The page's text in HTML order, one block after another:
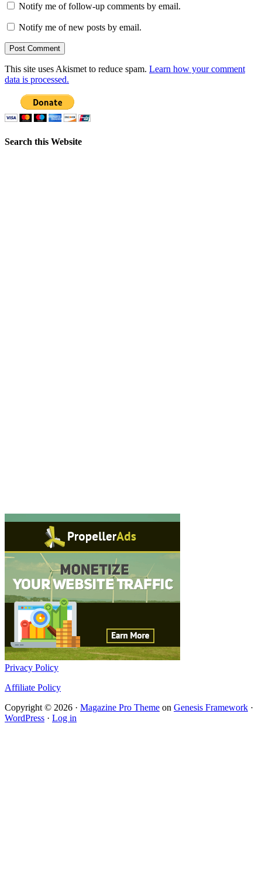
Notify me of follow-up comments by email.
Notify me of new posts by email.
This site uses Akismet to reduce spam. Learn how your comment
data is processed.
Search this Website
Privacy Policy
Affiliate Policy
Copyright © 2026 · Magazine Pro Theme on Genesis Framework ·
WordPress · Log in